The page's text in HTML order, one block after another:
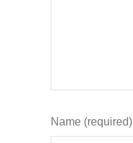
Name (required)